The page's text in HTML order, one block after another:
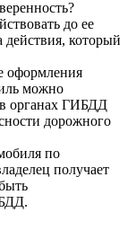
до ее
действия, который
оформления
можно
в органах ГИБДД
дорожного
по
получает